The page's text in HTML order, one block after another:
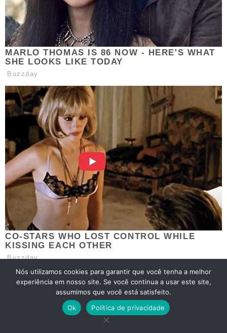
Nós utilizamos cookies para garantir que você tenha a melhor
experiência em nosso site. Se você continua a usar este site,
assumimos que você está satisfeito.
Ok
Política de privacidade